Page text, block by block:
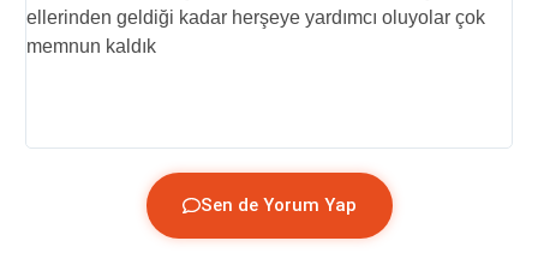
ellerinden geldiği kadar herşeye yardımcı oluyolar çok
memnun kaldık
Sen de Yorum Yap